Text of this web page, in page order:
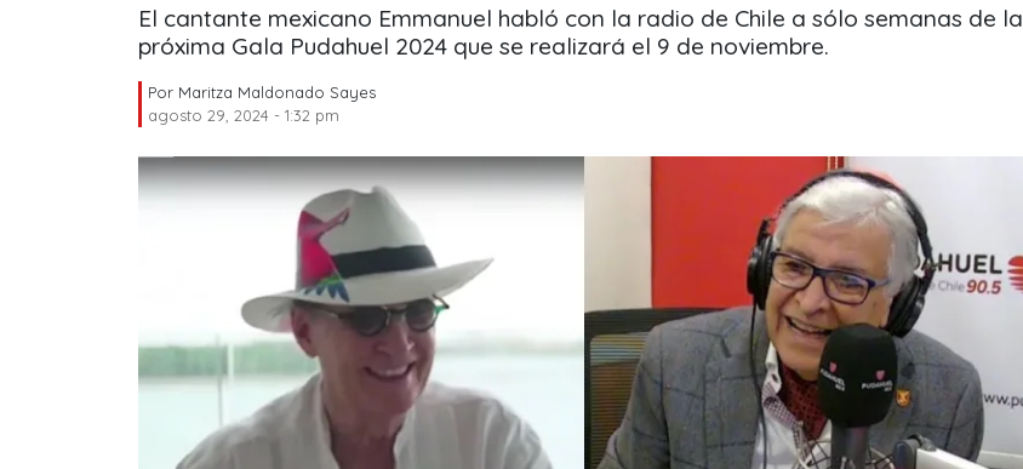
El cantante mexicano Emmanuel habló con la radio de Chile a sólo semanas de la
próxima Gala Pudahuel 2024 que se realizará el 9 de noviembre.
Por Maritza Maldonado Sayes
agosto 29, 2024 - 1:32 pm